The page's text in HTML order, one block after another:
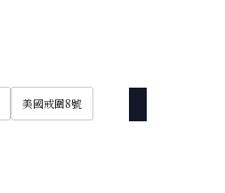
美國戒圍8號